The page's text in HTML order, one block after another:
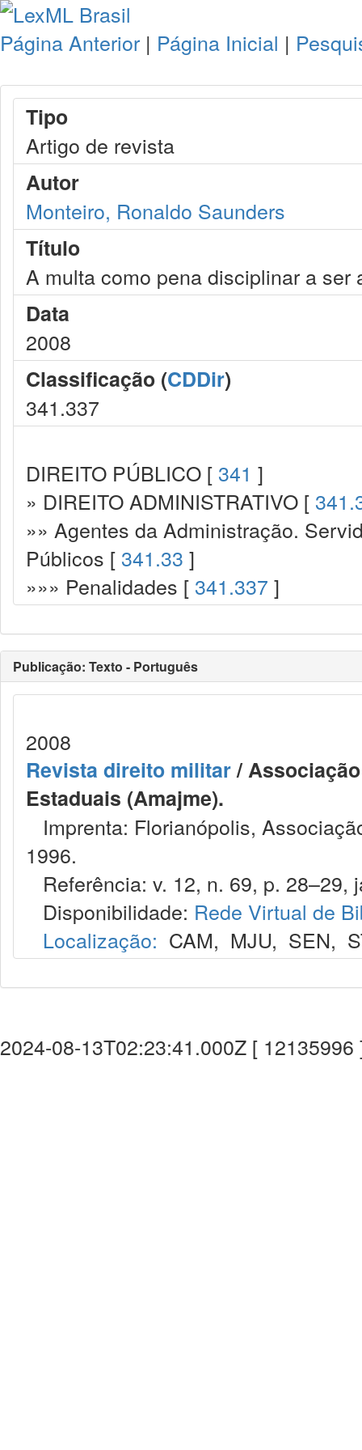
Página Anterior | Página Inicial |
Tipo
Artigo de revista
Autor
Monteiro, Ronaldo Saunders
Título
A multa como pena disciplinar a ser
Data
2008
Classificação (CDDir)
341.337
DIREITO PÚBLICO [ 341 ]
» DIREITO ADMINISTRATIVO [
»» Agentes da Administração.
Públicos [ 341.33 ]
»»» Penalidades [ 341.337 ]
Publicação: Texto - Português
2008
Revista direito militar/
Estaduais (Amajme).
Imprenta: Florianópolis,
1996.
Referência: v. 12, n. 69, p. 28–29,
Disponibilidade: Rede Virtual de
Localização: CAM, MJU, SEN,
2024-08-13T02:23:41.000Z [ 12135996